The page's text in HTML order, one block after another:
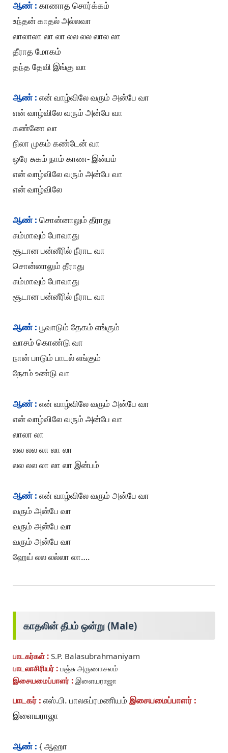
ஆண் : காணாத சொர்க்கம்
உந்தன் காதல் அல்லவா
லாலாலா லா லா லல லல லால லா
தீராத மோகம்
தந்த தேவி இங்கு வா
ஆண் : என் வாழ்விலே வரும் அன்பே வா
என் வாழ்விலே வரும் அன்பே வா
கண்ணே வா
நிலா முகம் கண்டேன் வா
ஒரே சுகம் நாம் காண- இன்பம்
என் வாழ்விலே வரும் அன்பே வா
என் வாழ்விலே
ஆண் : சொன்னாலும் தீராது
சும்மாவும் போவாது
சூடான பன்னீரில் நீராட வா
சொன்னாலும் தீராது
சும்மாவும் போவாது
சூடான பன்னீரில் நீராட வா
ஆண் : பூவாடும் தேகம் எங்கும்
வாசம் கொண்டு வா
நான் பாடும் பாடல் எங்கும்
நேசம் உண்டு வா
ஆண் : என் வாழ்விலே வரும் அன்பே வா
என் வாழ்விலே வரும் அன்பே வா
லாலா லா
லல லல லா லா லா
லல லல லா லா லா இன்பம்
ஆண் : என் வாழ்விலே வரும் அன்பே வா
வரும் அன்பே வா
வரும் அன்பே வா
வரும் அன்பே வா
ஹேய் லல லல்லா லா….
காதலின் தீபம் ஒன்று (Male)
பாடகர்கள் : S.P. Balasubrahmaniyam
பாடலாசிரியர் : பஞ்சு அருணாசலம்
இசையமைப்பாளர் : இளையராஜா
பாடகர் : எஸ்.பி. பாலசுப்ரமணியம் இசையமைப்பாளர் :
இளையராஜா
ஆண் : { ஆஹா